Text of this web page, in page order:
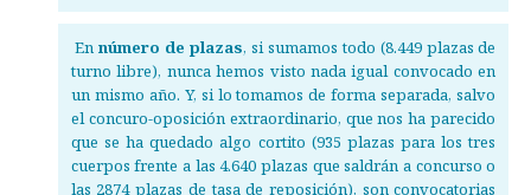
Ennúmero de plazas, si sumamos todo (8.449 plazas de
turno libre), nunca hemos visto nada igual convocado en
un mismo año. Y, si lo tomamos de forma separada, salvo
el concuro-oposición extraordinario, que nos ha parecido
que se ha quedado algo cortito (935 plazas para los tres
cuerpos frente a las 4.640 plazas que saldrán a concurso o
las 2874 plazas de tasa de reposición), son convocatorias